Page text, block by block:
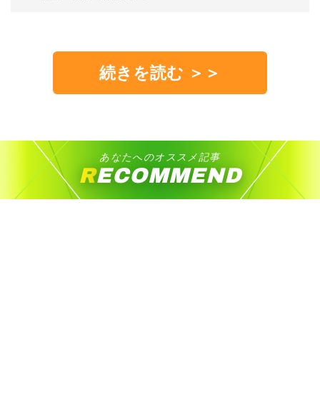
続きを読む ＞＞
あなたへのオススメ記事
RECOMMEND